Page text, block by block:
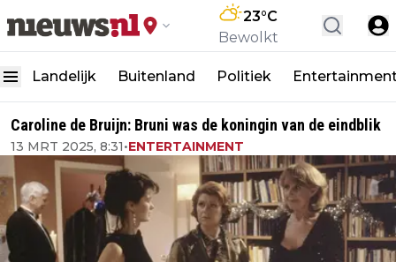
23°C
Bewolkt
Landelijk Buitenland Politiek
Caroline de Bruijn: Bruni was de koningin van de eindblik
13 MRT 2025, 8:31•ENTERTAINMENT